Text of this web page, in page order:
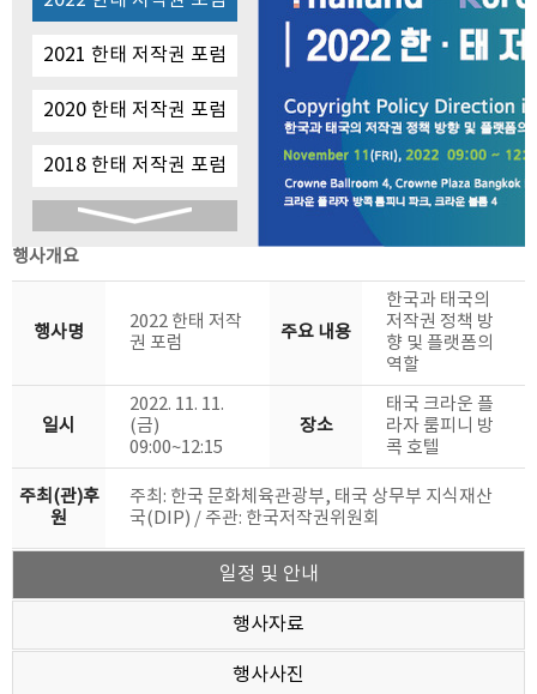
2021 한태 저작권 포럼
2020 한태 저작권 포럼
2018 한태 저작권 포럼
2017 한태 저작권 포럼
2016 한태 저작권 워크숍
2015 한태 저작권 포럼
2014 한태 저작권 협력
포럼
2013 한태 저작권 포럼
2012 한태 저작권 포럼
2011 한태 저작권 포럼
2010 한태 저작권 포럼
행사개요
행사명
2022 한태 저작
권 포럼
주요 내용
한국과 태국의
저작권 정책 방
향 및 플랫폼의
역할
일시
2022. 11. 11.
(금)
09:00~12:15
장소
태국 크라운 플
라자 룸피니 방
콕 호텔
주최(관)후
원
주최: 한국 문화체육관광부, 태국 상무부 지식재산
국(DIP) / 주관: 한국저작권위원회
일정 및 안내
행사자료
행사사진